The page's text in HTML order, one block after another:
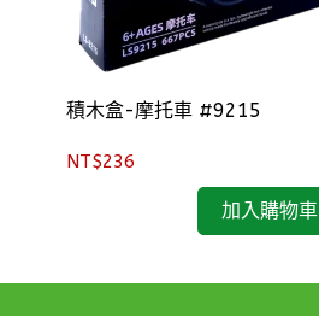
積木盒-摩托車 #9215
NT$236
加入購物車